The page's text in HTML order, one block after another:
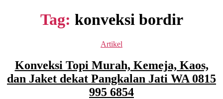
Tag: konveksi bordir
Categories
Artikel
Konveksi Topi Murah, Kemeja, Kaos,
dan Jaket dekat Pangkalan Jati WA 0815
995 6854